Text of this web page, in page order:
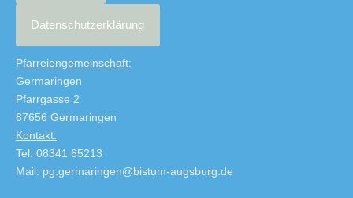
Datenschutzerklärung
Pfarreiengemeinschaft:
Germaringen
Pfarrgasse 2
87656 Germaringen
Kontakt:
Tel: 08341 65213
Mail: pg.germaringen@bistum-augsburg.de